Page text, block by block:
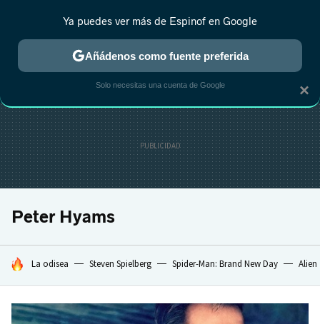
ESTRENOS REALITY ANIME RANKINGS CINE
Peter Hyams
HOY SE HABLA DE
La odisea Steven Spielberg Spider-Man: Brand New Day Alien
×
Ya puedes ver más de Espinof en Google
Añádenos como fuente preferida
Solo necesitas una cuenta de Google